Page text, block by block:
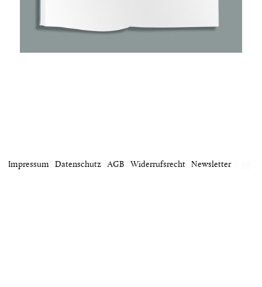
Impressum Datenschutz AGB Widerrufsrecht Newsletter